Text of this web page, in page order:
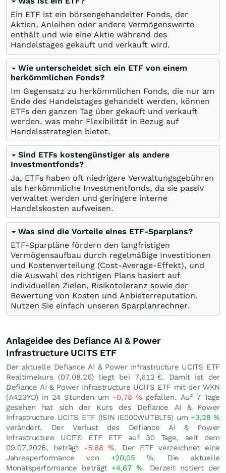
Ein ETF ist ein börsengehandelter Fonds, der
Aktien, Anleihen oder andere Vermögenswerte
enthält und wie eine Aktie während des
Handelstages gekauft und verkauft wird.
Wie unterscheidet sich ein ETF von einem
herkömmlichen Fonds?
Im Gegensatz zu herkömmlichen Fonds, die nur am
Ende des Handelstages gehandelt werden, können
ETFs den ganzen Tag über gekauft und verkauft
werden, was mehr Flexibilität in Bezug auf
Handelsstrategien bietet.
Sind ETFs kostengünstiger als andere
Investmentfonds?
Ja, ETFs haben oft niedrigere Verwaltungsgebühren
als herkömmliche Investmentfonds, da sie passiv
verwaltet werden und geringere interne
Handelskosten aufweisen.
Was sind die Vorteile eines ETF-Sparplans?
ETF-Sparpläne fördern den langfristigen
Vermögensaufbau durch regelmäßige Investitionen
und Kostenverteilung (Cost-Average-Effekt), und
die Auswahl des richtigen Plans basiert auf
individuellen Zielen, Risikotoleranz sowie der
Bewertung von Kosten und Anbieterreputation.
Nutzen Sie einfach unseren Sparplanrechner.
Anlageidee des Defiance AI & Power
Infrastructure UCITS ETF
Der aktuelle Defiance AI & Power Infrastructure UCITS ETF
Realtimekurs (07.08.26) liegt bei 7,612 €. Damit ist der
Defiance AI & Power Infrastructure UCITS ETF mit der WKN
(A423YD) in 24 Stunden um -0,78%gefallen. Auf 7 Tage
gesehen hat sich der Kurs des Defiance AI & Power
Infrastructure UCITS ETF (ISIN IE000WUTBLT5) um +3,28%
verändert. Der Verlust des Defiance AI & Power
Infrastructure UCITS ETF ETF auf 30 Tage, seit dem
09.07.2026, beträgt -5,68%. Der ETF verzeichnet eine
Jahresperformance von +20,05%. Die aktuelle
Monatsperformance beträgt +4,67 %. Derzeit notiert der